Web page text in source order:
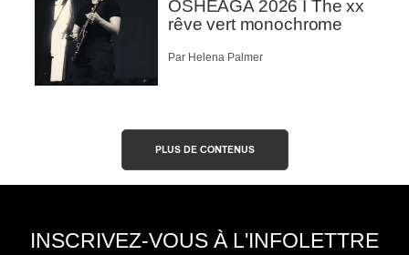
OSHEAGA 2026 I The xx
rêve vert monochrome
Par Helena Palmer
PLUS DE CONTENUS
INSCRIVEZ-VOUS À L'INFOLETTRE